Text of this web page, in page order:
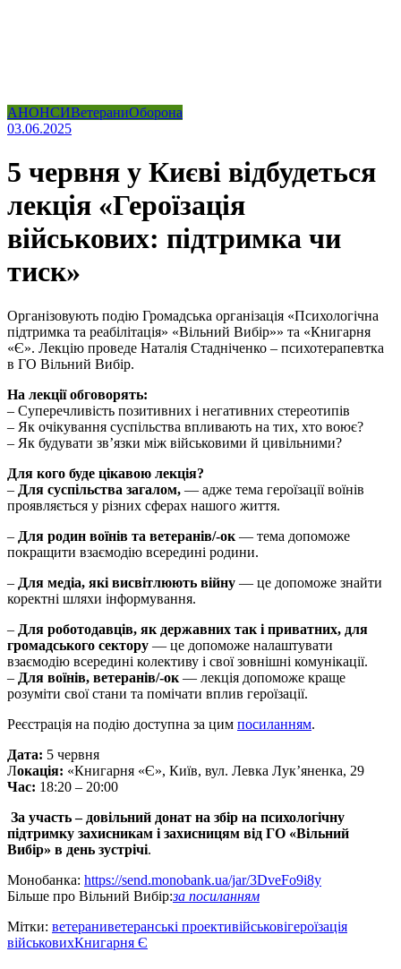
АНОНСИВетераниОборона
03.06.2025
5 червня у Києві відбудеться
лекція «Героїзація
військових: підтримка чи
тиск»
Організовують подію Громадська організація «Психологічна
підтримка та реабілітація» «Вільний Вибір»» та «Книгарня
«Є». Лекцію проведе Наталія Стадніченко – психотерапевтка
в ГО Вільний Вибір.
На лекції обговорять:
– Суперечливість позитивних і негативних стереотипів
– Як очікування суспільства впливають на тих, хто воює?
– Як будувати звʼязки між військовими й цивільними?
Для кого буде цікавою лекція?
– Для суспільства загалом, — адже тема героїзації воїнів
проявляється у різних сферах нашого життя.
– Для родин воїнів та ветеранів/-ок — тема допоможе
покращити взаємодію всередині родини.
– Для медіа, які висвітлюють війну — це допоможе знайти
коректні шляхи інформування.
– Для роботодавців, як державних так і приватних, для
громадського сектору — це допоможе налаштувати
взаємодію всередині колективу і свої зовнішні комунікації.
– Для воїнів, ветеранів/-ок — лекція допоможе краще
розуміти свої стани та помічати вплив героїзації.
Реєстрація на подію доступна за цим посиланням.
Дата: 5 червня
Локація: «Книгарня «Є», Київ, вул. Левка Лукʼяненка, 29
Час: 18:20 – 20:00
За участь – довільний донат на збір на психологічну
підтримку захисникам і захисницям від ГО «Вільний
Вибір» в день зустрічі.
Монобанка: https://send.monobank.ua/jar/3DveFo9i8y
Більше про Вільний Вибір:за посиланням
Мітки: ветераниветеранські проективійськовігероїзація
військовихКнигарня Є